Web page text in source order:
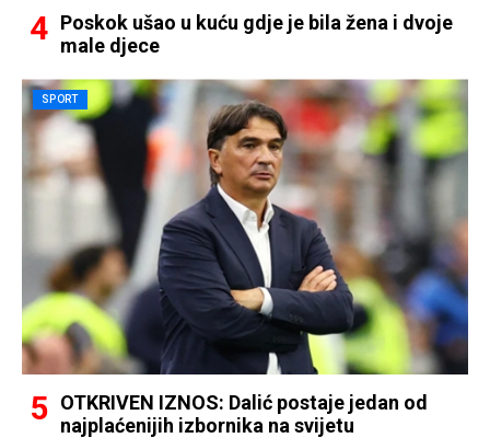
Poskok ušao u kuću gdje je bila žena i dvoje
male djece
SPORT
OTKRIVEN IZNOS: Dalić postaje jedan od
najplaćenijih izbornika na svijetu